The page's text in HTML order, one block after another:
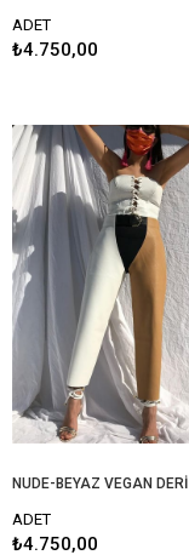
ADET
₺4.750,00
ADET
₺4.750,00